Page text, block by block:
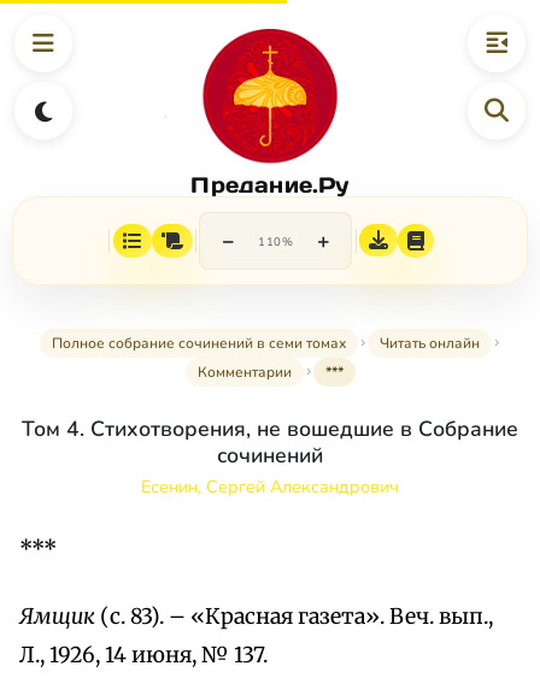
Предание.Ру
− 110% +
Полное собрание сочинений в семи томах
Читать онлайн
Комментарии
***
Том 4. Стихотворения, не вошедшие в Собрание
сочинений
Есенин, Сергей Александрович
***
Ямщик (с. 83). – «Красная газета». Веч. вып.,
Л., 1926, 14 июня, № 137.